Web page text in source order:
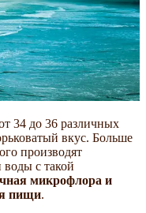
34 до 36 различных
вкус. Больше
производят
с такой
микрофлора и
пищи.